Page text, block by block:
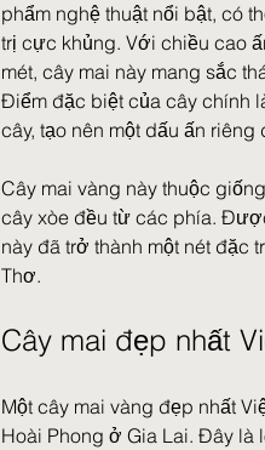
phẩm nghệ thuật nổi bật, có
trị cực khủng. Với chiều cao
mét, cây mai này mang sắc
Điểm đặc biệt của cây chính
cây, tạo nên một dấu ấn riêng
Cây mai vàng này thuộc
cây xòe đều từ các phía.
này đã trở thành một nét đặc
Thơ.
Cây mai đẹp nhất
Một cây mai vàng đẹp nhất
Hoài Phong ở Gia Lai. Đây